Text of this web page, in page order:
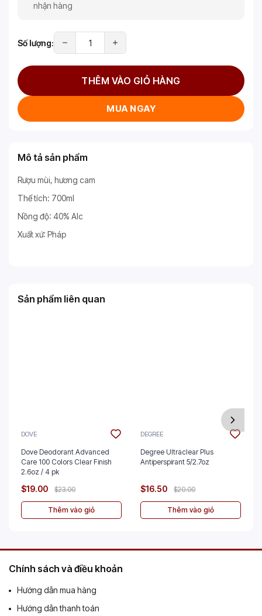
nhận hàng
Số lượng:
THÊM VÀO GIỎ HÀNG
MUA NGAY
Mô tả sản phẩm
Rượu mùi, hương cam
Thể tích: 700ml
Nồng độ: 40% Alc
Xuất xứ: Pháp
Sản phẩm liên quan
DOVE
Dove Deodorant Advanced
Care 100 Colors Clear Finish
2.6oz / 4 pk
$19.00 $23.00
Thêm vào giỏ
DEGREE
Degree Ultraclear Plus
Antiperspirant 5/2.7oz
$16.50 $20.00
Thêm vào giỏ
Chính sách và điều khoản
Hướng dẫn mua hàng
Hướng dẫn thanh toán